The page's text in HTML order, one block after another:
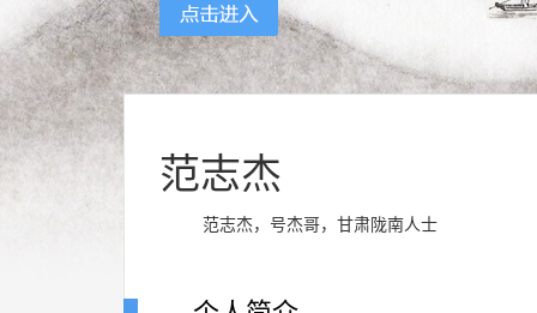
范志杰
范志杰，号杰哥，甘肃陇南人士